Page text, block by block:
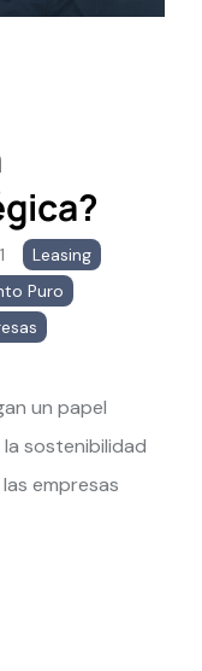
Leasing
Puro
un papel
sostenibilidad
empresas